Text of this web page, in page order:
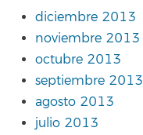
diciembre 2013
noviembre 2013
octubre 2013
septiembre 2013
agosto 2013
julio 2013